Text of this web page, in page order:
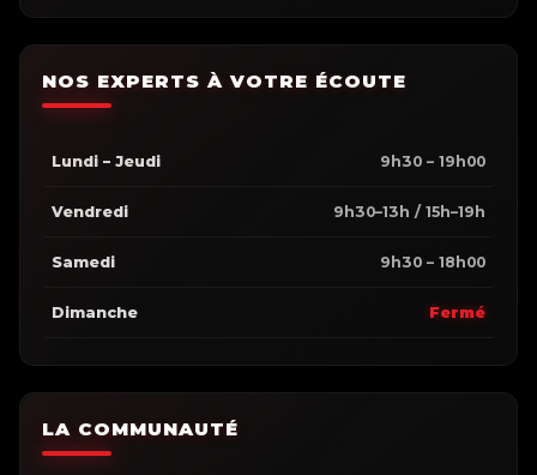
NOS EXPERTS À VOTRE ÉCOUTE
Lundi – Jeudi 9h30 – 19h00
Vendredi 9h30–13h / 15h–19h
Samedi 9h30 – 18h00
Dimanche Fermé
LA COMMUNAUTÉ